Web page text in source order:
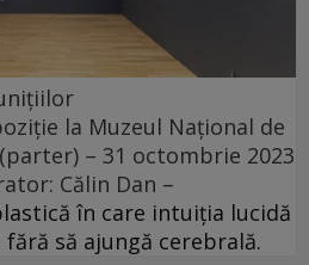
la Muzeul Național de
– 31 octombrie 2023
Călin Dan –
în care intuiția lucidă
să ajungă cerebrală.